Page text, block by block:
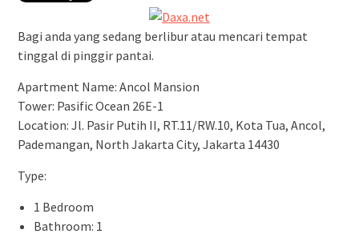
Bagi anda yang sedang berlibur atau mencari tempat
tinggal di pinggir pantai.
Apartment Name: Ancol Mansion
Tower: Pasific Ocean 26E-1
Location: Jl. Pasir Putih II, RT.11/RW.10, Kota Tua, Ancol,
Pademangan, North Jakarta City, Jakarta 14430
Type:
1 Bedroom
Bathroom: 1